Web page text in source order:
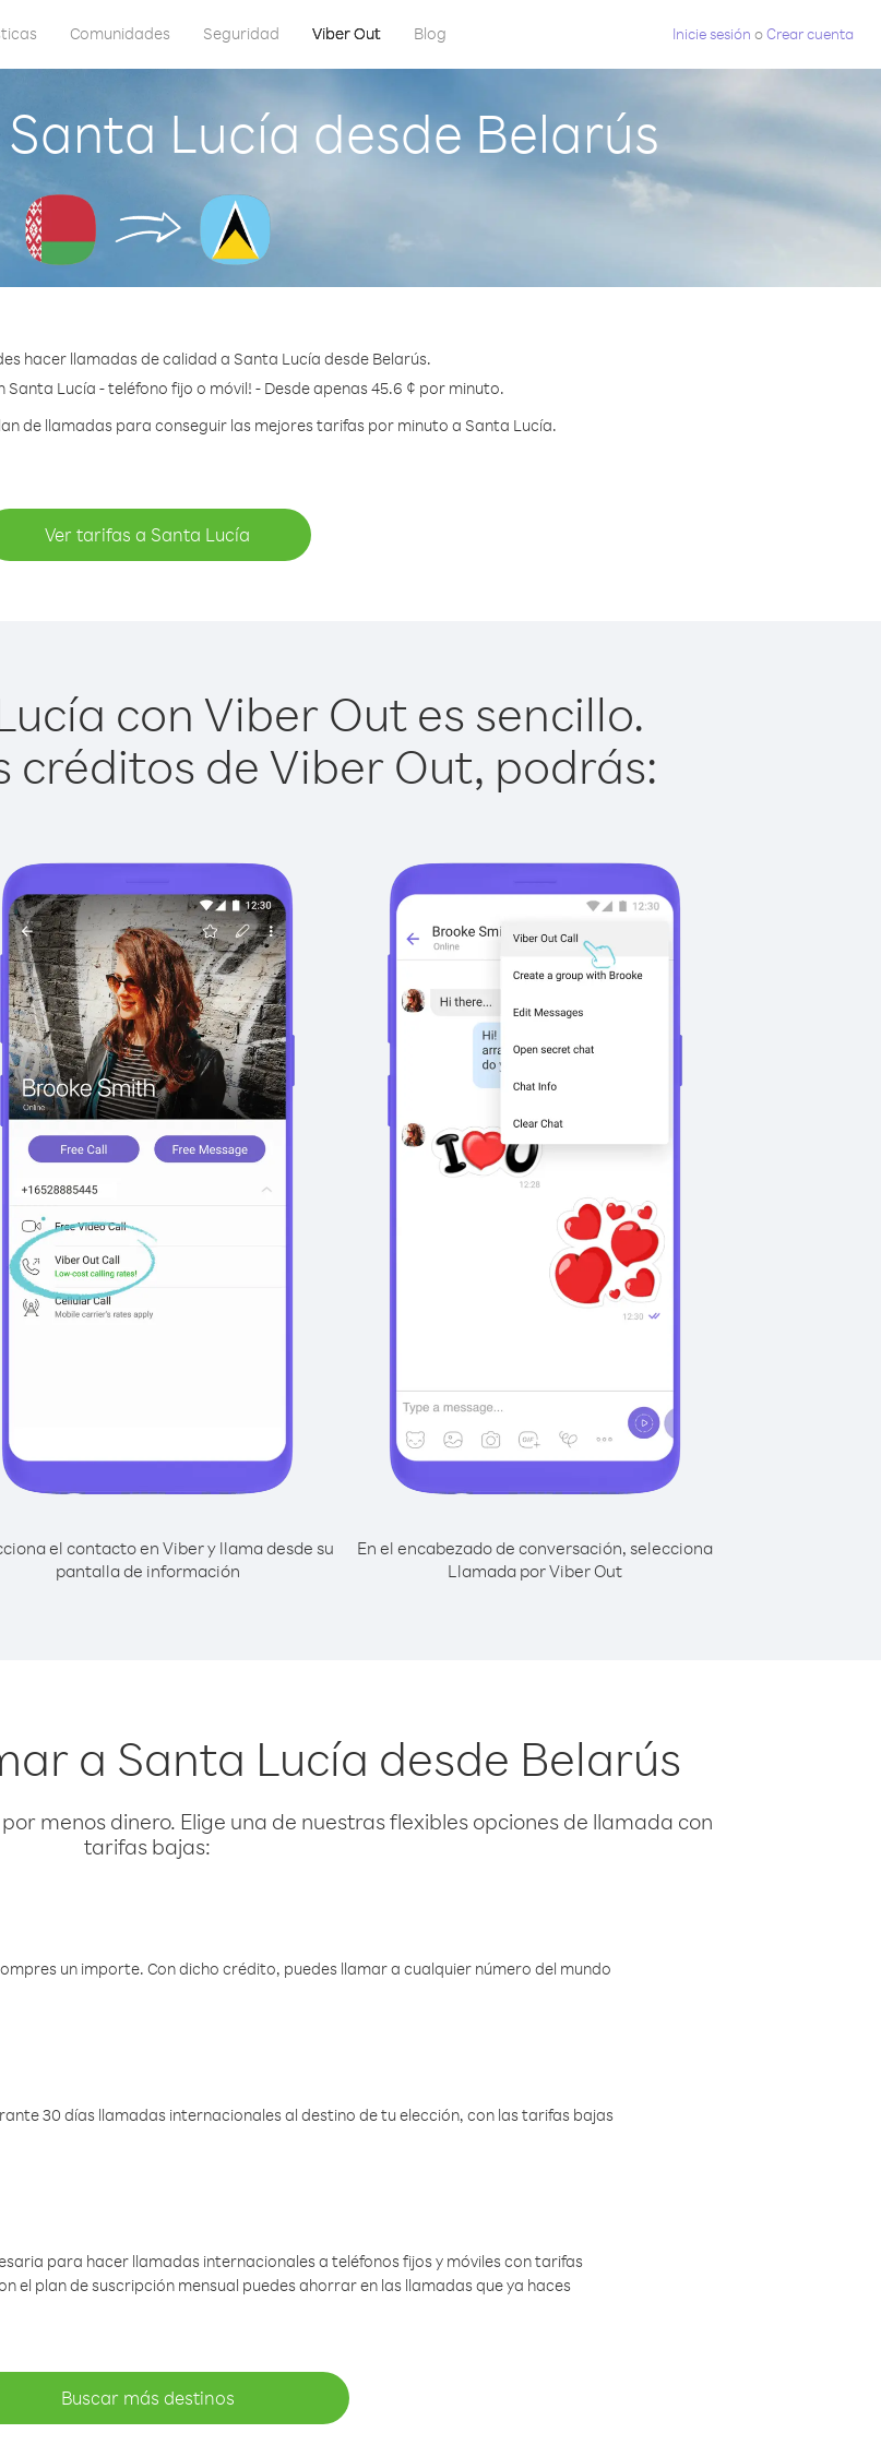
Comunidades Seguridad Viber Out Blog Inicie sesión oCrear cuenta
Lucía desde Belarús
hacer llamadas de calidad a Santa Lucía desde Belarús.
Santa Lucía - teléfono fijo o móvil! - Desde apenas 45.6 ¢ por minuto.
de llamadas para conseguir las mejores tarifas por minuto a Santa Lucía.
Ver tarifas a Santa Lucía
con Viber Out es sencillo.
créditos de Viber Out, podrás:
el contacto en Viber y llama desde su
pantalla de información
En el encabezado de conversación, selecciona
Llamada por Viber Out
a Santa Lucía desde Belarús
menos dinero. Elige una de nuestras flexibles opciones de llamada con
tarifas bajas:
un importe. Con dicho crédito, puedes llamar a cualquier número del mundo
30 días llamadas internacionales al destino de tu elección, con las tarifas bajas
para hacer llamadas internacionales a teléfonos fijos y móviles con tarifas
el plan de suscripción mensual puedes ahorrar en las llamadas que ya haces
Buscar más destinos